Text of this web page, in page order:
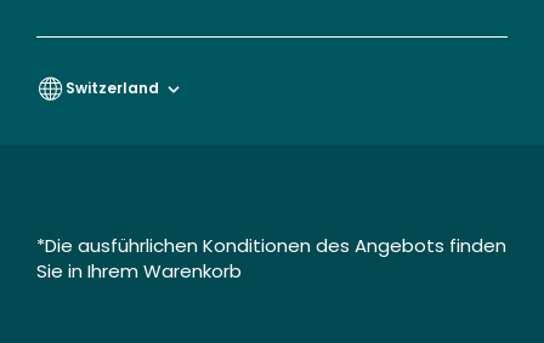
Switzerland
*Die ausführlichen Konditionen des Angebots finden
Sie in Ihrem Warenkorb